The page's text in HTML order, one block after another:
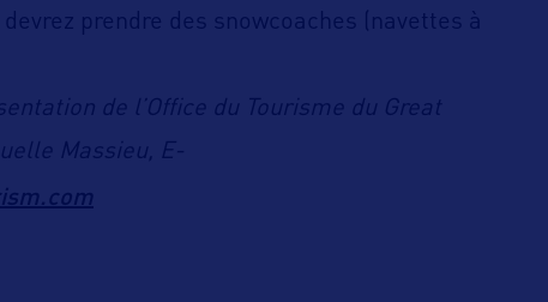
prendre des snowcoaches (navettes à
de l’Office du Tourisme du Great
Massieu, E-